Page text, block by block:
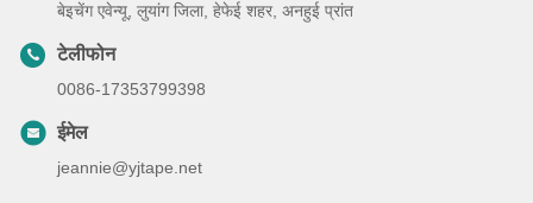
बेइचेंग एवेन्यू, लुयांग जिला, हेफेई शहर, अनहुई प्रांत
टेलीफोन
0086-17353799398
ईमेल
jeannie@yjtape.net